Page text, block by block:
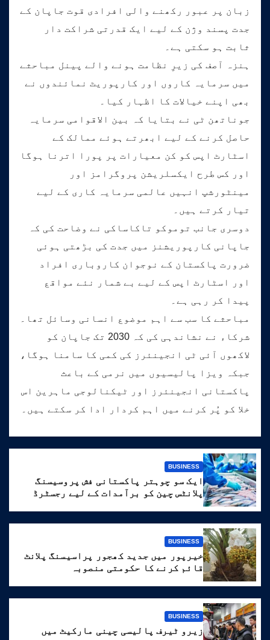
زبان پر عبور رکھنے والی افرادی قوت جاپان کے
جدت پسند وژن کے لیے ایک قدرتی شراکت دار
ثابت ہو سکتی ہے۔
ہنزہ آصف کی زیرِ نظامت ہونے والے پینل مباحثے
میں سرمایہ کاروں اور کارپوریٹ نمائندوں نے
بھی اپنے خیالات کا اظہار کیا۔
جوناتھن ٹی نے بتایا کہ بین الاقوامی سرمایہ
حاصل کرنے کے لیے ابھرتے ہوئے ممالک کے
اسٹارٹ اپس کو کن معیارات پر پورا اترنا ہوگا
اور کس طرح ایکسلریشن پروگرامز اور
مینٹورشپ انہیں عالمی سرمایہ کاری کے لیے
تیار کرتے ہیں۔
دوسری جانب توموکو تاکاساکی نے وضاحت کی کہ
جاپانی کارپوریشنز میں جدت کی بڑھتی ہوئی
ضرورت پاکستان کے نوجوان کاروباری افراد
اور اسٹارٹ اپس کے لیے بے شمار نئے مواقع
پیدا کر رہی ہے۔
مباحثے کا سب سے اہم موضوع انسانی وسائل تھا۔
شرکاء نے نشاندہی کی کہ 2030 تک جاپان کو
لاکھوں آئی ٹی انجینئرز کی کمی کا سامنا ہوگا،
جبکہ ویزا پالیسیوں میں نرمی کے باعث
پاکستانی انجینئرز اور ٹیکنالوجی ماہرین اس
خلا کو پُر کرنے میں اہم کردار ادا کر سکتے ہیں۔
BUSINESS
ایک سو چوہتر پاکستانی فش پروسیسنگ
پلانٹس چین کو برآمدات کے لیے رجسٹرڈ
BUSINESS
خیرپور میں جدید کھجور پراسیسنگ پلانٹ
قائم کرنے کا حکومتی منصوبہ
BUSINESS
زیرو ٹیرف پالیسی چینی مارکیٹ میں